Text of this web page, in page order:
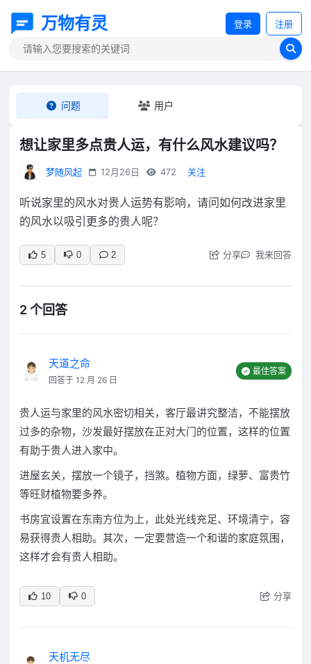
万物有灵 登录 注册
问题 用户
想让家里多点贵人运，有什么风水建议吗？
梦随风起 12月26日 472 关注
听说家里的风水对贵人运势有影响，请问如何改进家里
的风水以吸引更多的贵人呢？
5 0 2 分享 我来回答
2 个回答
天道之命
回答于 12 月 26 日
最佳答案
贵人运与家里的风水密切相关，客厅最讲究整洁，不能摆放
过多的杂物，沙发最好摆放在正对大门的位置，这样的位置
有助于贵人进入家中。
进屋玄关，摆放一个镜子，挡煞。植物方面，绿萝、富贵竹
等旺财植物要多养。
书房宜设置在东南方位为上，此处光线充足、环境清宁，容
易获得贵人相助。其次，一定要营造一个和谐的家庭氛围，
这样才会有贵人相助。
10 0 分享
天机无尽